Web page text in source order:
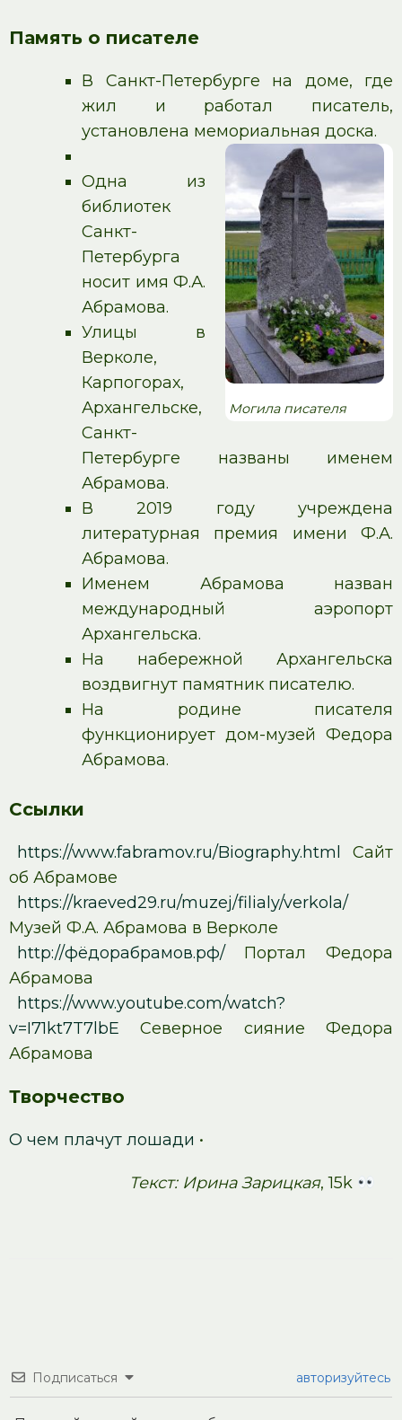
Память о писателе
В Санкт-Петербурге на доме, где
жил и работал писатель,
установлена мемориальная доска.
Могила писателя
Одна из
библиотек
Санкт-
Петербурга
носит имя Ф.А.
Абрамова.
Улицы в
Верколе,
Карпогорах,
Архангельске,
Санкт-
Петербурге названы именем
Абрамова.
В 2019 году учреждена
литературная премия имени Ф.А.
Абрамова.
Именем Абрамова назван
международный аэропорт
Архангельска.
На набережной Архангельска
воздвигнут памятник писателю.
На родине писателя
функционирует дом-музей Федора
Абрамова.
Ссылки
https://www.fabramov.ru/Biography.html
Сайт
об Абрамове
https://kraeved29.ru/muzej/filialy/verkola/
Музей Ф.А. Абрамова в Верколе
http://фёдорабрамов.рф/Портал Федора
Абрамова
https://www.youtube.com/watch?
v=I71kt7T7lbE Северное сияние Федора
Абрамова
Творчество
О чем плачут лошади •
Текст: Ирина Зарицкая, 15k
Подписаться авторизуйтесь